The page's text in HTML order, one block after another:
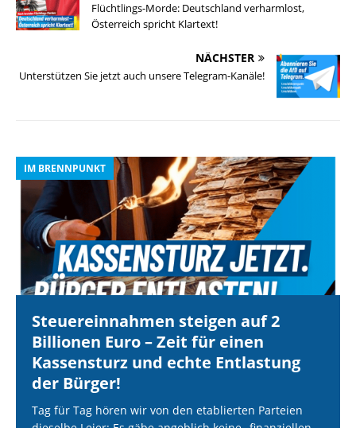
Flüchtlings-Morde: Deutschland verharmlost,
Österreich spricht Klartext!
NÄCHSTER
Unterstützen Sie jetzt auch unsere Telegram-Kanäle!
IM BRENNPUNKT
Steuereinnahmen steigen auf 2
Billionen Euro – Zeit für einen
Kassensturz und echte Entlastung
der Bürger!
Tag für Tag hören wir von den etablierten Parteien